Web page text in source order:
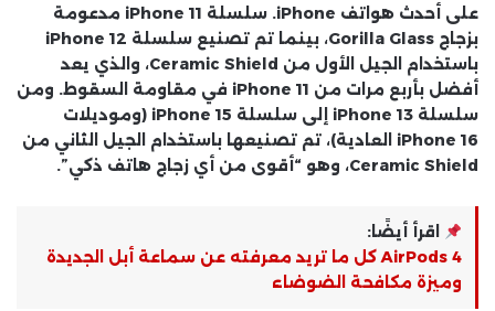
على أحدث هواتف iPhone. سلسلة iPhone 11 مدعومة
بزجاج Gorilla Glass، بينما تم تصنيع سلسلة iPhone 12
باستخدام الجيل الأول من Ceramic Shield، والذي يعد
أفضل بأربع مرات من iPhone 11 في مقاومة السقوط. ومن
سلسلة iPhone 13 إلى سلسلة iPhone 15 (وموديلات
iPhone 16 العادية)، تم تصنيعها باستخدام الجيل الثاني من
Ceramic Shield، وهو “أقوى من أي زجاج هاتف ذكي”.
اقرأ أيضًا:
AirPods 4 كل ما تريد معرفته عن سماعة أبل الجديدة
وميزة مكافحة الضوضاء